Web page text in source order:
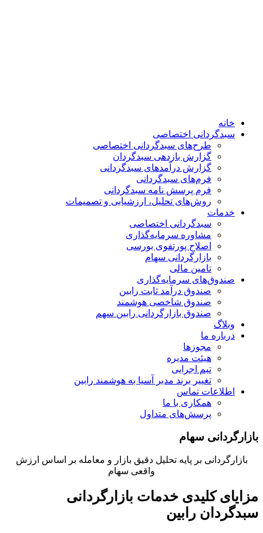
خانه
سبدگردانی اختصاصی
طرح‌های سبدگردانی اختصاصی
گزارش بازدهی سبدگردان
گزارش درآمدهای سبدگردانی
فرم‌های سبدگردانی
فرم پرسش نامه سبدگردانی
روش‌های تحلیل، ارزشیابی و تصمیمات
خدمات
سبدگردانی اختصاصی
مشاوره سرمایه‌گذاری
اصلاح پورتفوی بورسی
بازارگردانی سهام
تامین مالی
صندوق‌های سرمایه‌گذاری
صندوق‌ درآمد ثابت رابین
صندوق شاخصی هوشمند
صندوق‌ بازارگردانی رابین سهم
وبلاگ
درباره ما
مجوزها
هیئت مدیره
تیم اجرایی
تغییر برند مدبر آسیا به هوشمند رابین
اطلاعات تماس
همکاری با ما
پرسش‌های متداول
بازارگردانی سهام
بازارگردانی بر پایه تحلیل دقیق بازار و معامله بر اساس ارزش
واقعی سهام
مزایای کلیدی خدمات بازارگردانی
سبدگردان رابین